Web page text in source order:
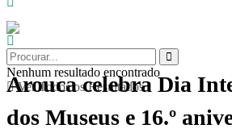
Nenhum resultado encontrado
Ver Todos os Resultados
Arouca celebra Dia
dos Museus e 16.º